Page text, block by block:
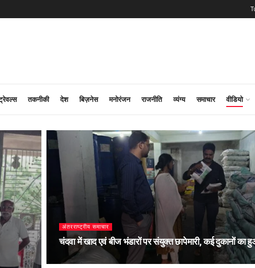
तकनीकी देश बिज़नेस मनोरंजन राजनीति व्यंग्य समाचार वीडियो
अंतरराष्ट्रीय समाचार
चंदवा में खाद एवं बीज भंडारों पर संयुक्त छापेमारी, कई दुकानों का